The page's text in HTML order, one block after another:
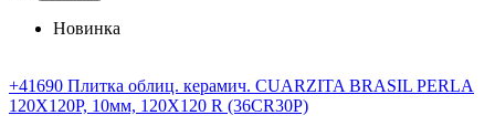
Новинка
+41690 Плитка облиц. керамич. CUARZITA BRASIL PERLA
120X120P, 10мм, 120X120 R (36CR30P)